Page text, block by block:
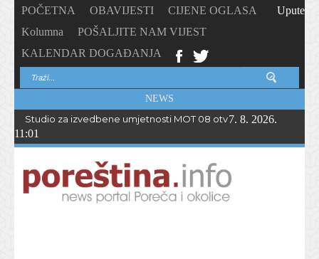
POČETNA OBAVIJESTI
CIJENE OGLASA
Kolumna
POŠALJITE NAM VIJEST
KALENDAR DOGAĐANJA
Upute
NEWS
Studio za izvedbene umjetnosti MOT 08 otvorio upise u novu
7. 8. 2026.
11:01